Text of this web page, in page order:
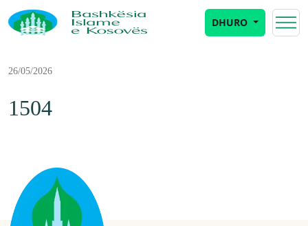
DHURO
26/05/2026
1504